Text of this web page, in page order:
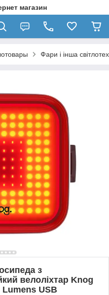
магазин
Фари і інша
з
велоліхтар Knog
Lumens USB